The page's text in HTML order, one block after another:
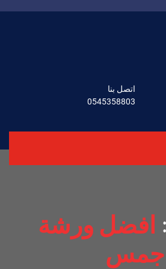
اتصل بنا
0545358803
افضل ورشة
جمس